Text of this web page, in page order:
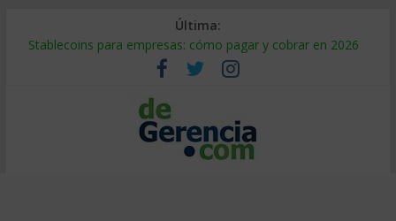
Última:
Stablecoins para empresas: cómo pagar y cobrar en 2026
Despido silencioso: qué es y por qué sale tan caro
IA en selección de personal: cómo auditarla a tiempo
Trabajo forzoso en la cadena de suministro: qué hacer
Mercado hispano de EE. UU.: cómo segmentarlo y venderle